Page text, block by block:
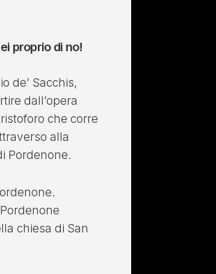
proprio di no!
de’ Sacchis,
dall’opera
che corre
alla
Pordenone.
chiesa di San